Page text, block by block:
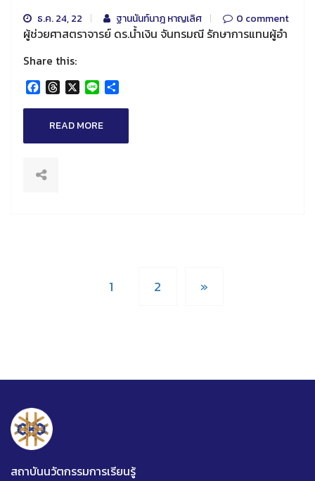
ธ.ค. 24, 22 ฐานนันท์นาฎ หาญเลิศ 0 comment
ผู้ช่วยศาสตราจารย์ ดร.น้ำเงิน จันทรมณี รักษาการแทนผู้อำ
Share this:
Facebook
Threads
X Line
READ MORE
1 2 »
สถาบันนวัตกรรมการเรียนรู้